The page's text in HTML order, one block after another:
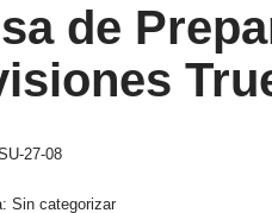
de
27-08
Sin categorizar